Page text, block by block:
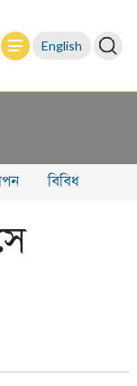
English
বিবিধ